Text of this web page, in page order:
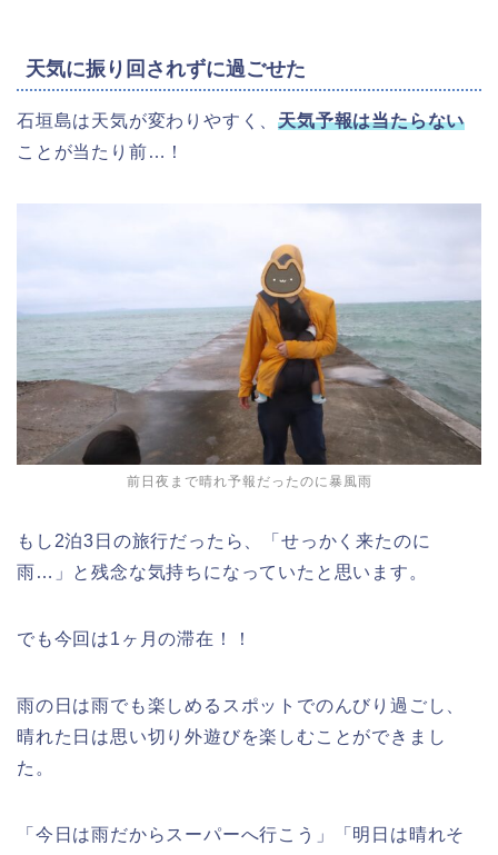
天気に振り回されずに過ごせた
石垣島は天気が変わりやすく、天気予報は当たらない
ことが当たり前…！
前日夜まで晴れ予報だったのに暴風雨
もし2泊3日の旅行だったら、「せっかく来たのに
雨…」と残念な気持ちになっていたと思います。
でも今回は1ヶ月の滞在！！
雨の日は雨でも楽しめるスポットでのんびり過ごし、
晴れた日は思い切り外遊びを楽しむことができまし
た。
「今日は雨だからスーパーへ行こう」「明日は晴れそ